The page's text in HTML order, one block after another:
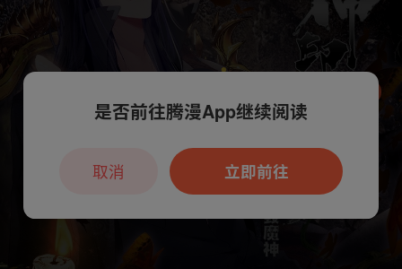
本章节仅支持App阅读，可打开App新用
户7天免费看
是否前往腾漫App继续阅读
立即前往
取消